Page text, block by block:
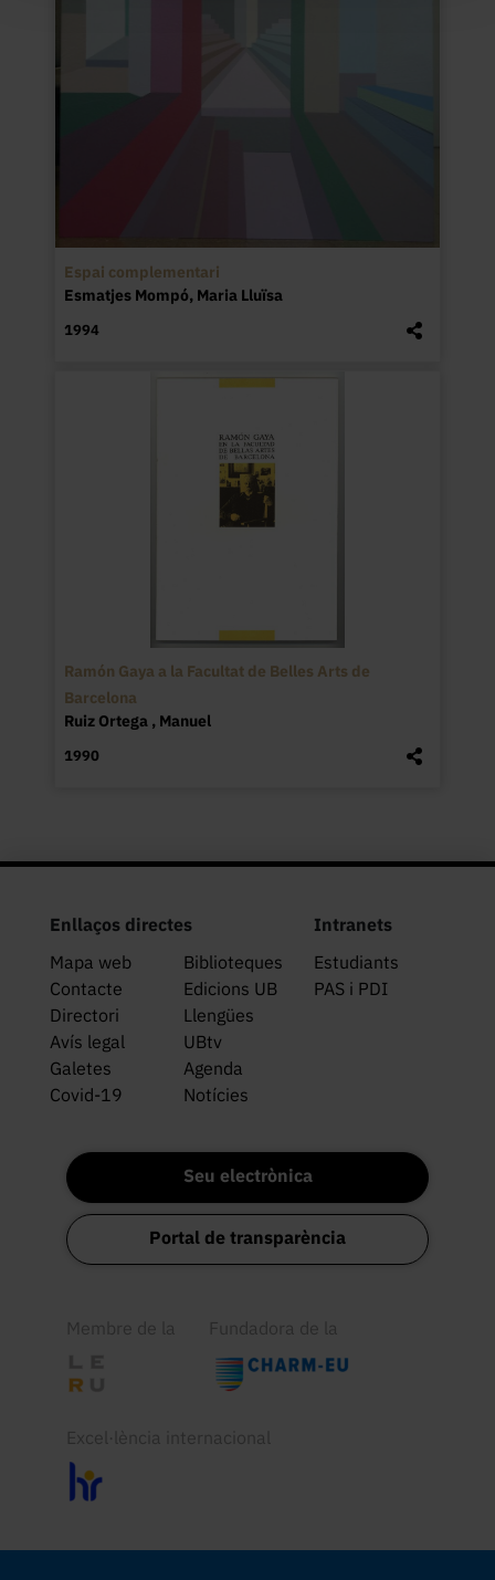
Espai complementari
Esmatjes Mompó, Maria Lluïsa
1994
Ramón Gaya a la Facultat de Belles Arts de
Barcelona
Ruiz Ortega , Manuel
1990
Enllaços directes
Mapa web
Biblioteques
Contacte
Edicions UB
Directori
Llengües
Avís legal
UBtv
Galetes
Agenda
Covid-19
Notícies
Intranets
Estudiants
PAS i PDI
Seu electrònica
Portal de transparència
Membre de la Fundadora de la
Excel·lència internacional